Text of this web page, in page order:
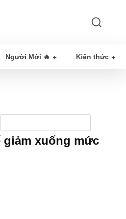
Người Mới 🔥 Kiến thức
giảm xuống mức